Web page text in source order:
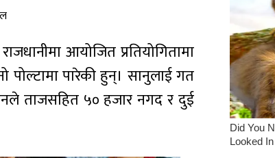
आयोजित प्रतियोगितामा
पोल्टामा पारेकी हुन्। सानुलाई गत
ताजसहित ५० हजार नगद र दुई